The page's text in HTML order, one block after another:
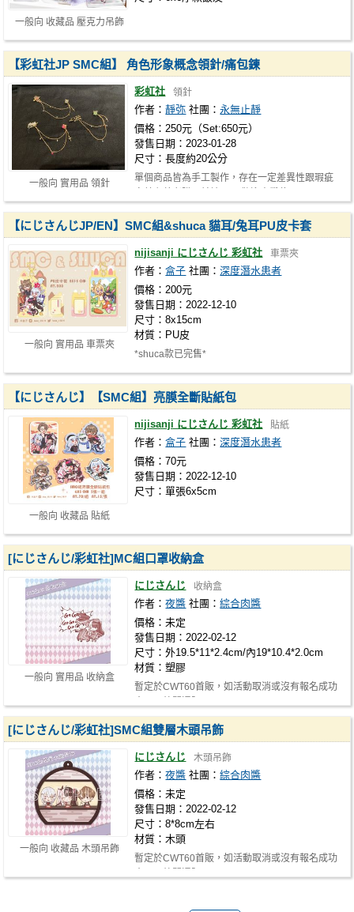
一般向 收藏品 壓克力吊飾
一般向 實用品 領針
【彩虹社JP SMC組】 角色形象概念領針/痛包鍊
彩虹社 領針
作者：靜弥 社團：永無止靜
價格：250元（Set:650元）
發售日期：2023-01-28
尺寸：長度約20公分
單個商品皆為手工製作，存在一定差異性跟瑕疵
一般向 實用品 車票夾
【にじさんじJP/EN】SMC組&shuca 貓耳/兔耳PU皮卡套
nijisanji にじさんじ 彩虹社 車票夾
作者：盒子 社團：深度潛水患者
價格：200元
發售日期：2022-12-10
尺寸：8x15cm
材質：PU皮
*shuca款已完售*
一般向 收藏品 貼紙
【にじさんじ】【SMC組】亮膜全斷貼紙包
nijisanji にじさんじ 彩虹社 貼紙
作者：盒子 社團：深度潛水患者
價格：70元
發售日期：2022-12-10
尺寸：單張6x5cm
一般向 實用品 收納盒
[にじさんじ/彩虹社]MC組口罩收納盒
にじさんじ 收納盒
作者：夜醬 社團：綜合肉醬
價格：未定
發售日期：2022-02-12
尺寸：外19.5*11*2.4cm/內19*10.4*2.0cm
材質：塑膠
暫定於CWT60首販，如活動取消或沒有報名成功
一般向 收藏品 木頭吊飾
[にじさんじ/彩虹社]SMC組雙層木頭吊飾
にじさんじ 木頭吊飾
作者：夜醬 社團：綜合肉醬
價格：未定
發售日期：2022-02-12
尺寸：8*8cm左右
材質：木頭
暫定於CWT60首販，如活動取消或沒有報名成功